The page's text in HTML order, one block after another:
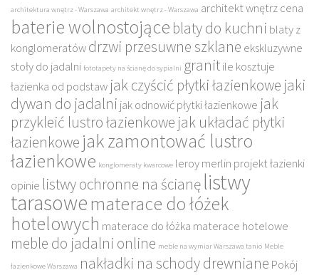
architektura wnętrz - Warszawa architekt wnętrz - Warszawa architekt wnętrz cena
baterie wolnostojące blaty do kuchni blaty z
konglomeratówdrzwi przesuwne szklane ekskluzywne
stoły do jadalni fototapety na ścianę do sypialni granitile kosztuje
łazienka od podstaw jak czyścić płytki łazienkowe jaki
dywan do jadalni jak odnowić płytki łazienkowe jak
przykleić lustro łazienkowe jak układać płytki
łazienkowe jak zamontować lustro
łazienkowe konglomeraty kwarcowe leroy merlin projekt łazienki
opinie listwy ochronne na ścianęlistwy
tarasowematerace do łóżek
hotelowych materace do łóżka materace hotelowe
meble do jadalni online meble na wymiar Warszawa tanio Meble
łazienkowe Warszawa nakładki na schody drewniane Pokój